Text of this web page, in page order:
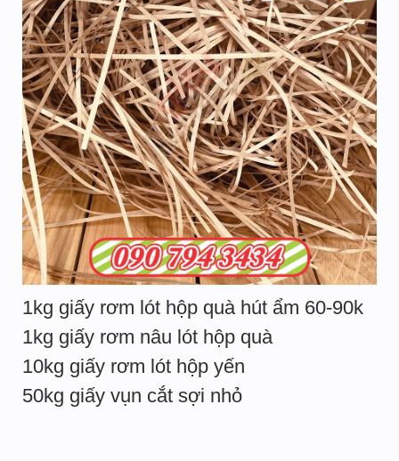
1kg giấy rơm lót hộp quà hút ẩm 60-90k
1kg giấy rơm nâu lót hộp quà
10kg giấy rơm lót hộp yến
50kg giấy vụn cắt sợi nhỏ